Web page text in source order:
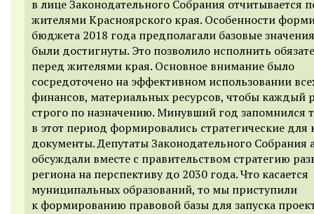
в лице Законодательного Собрания отчитывается
жителями Красноярского края. Особенности
бюджета 2018 года предполагали базовые
были достигнуты. Это позволило исполнить
перед жителями края. Основное внимание было
сосредоточено на эффективном использовании
финансов, материальных ресурсов, чтобы каждый
строго по назначению. Минувший год запомнился
в этот период формировались стратегические для
документы. Депутаты Законодательного Собрания
обсуждали вместе с правительством стратегию
региона на перспективу до 2030 года. Что касается
муниципальных образований, то мы приступили
к формированию правовой базы для запуска